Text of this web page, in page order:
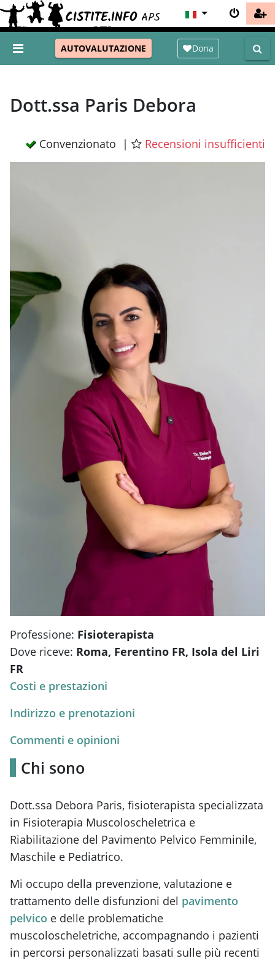
AUTOVALUTAZIONE Dona
Dott.ssa Paris Debora
Convenzionato | Recensioni insufficienti
Professione: Fisioterapista
Dove riceve: Roma, Ferentino FR, Isola del Liri
FR
Costi e prestazioni
Indirizzo e prenotazioni
Commenti e opinioni
Chi sono
Dott.ssa Debora Paris, fisioterapista specializzata
in Fisioterapia Muscoloscheletrica e
Riabilitazione del Pavimento Pelvico Femminile,
Maschile e Pediatrico.
Mi occupo della prevenzione, valutazione e
trattamento delle disfunzioni del pavimento
pelvico e delle problematiche
muscoloscheletriche, accompagnando i pazienti
in percorsi personalizzati basati sulle più recenti